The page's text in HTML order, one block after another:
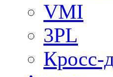
VMI
3PL
Кросс-